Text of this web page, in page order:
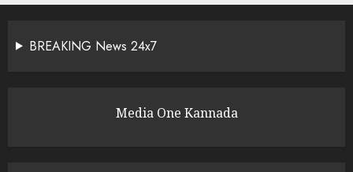
BREAKING News 24x7
Media One Kannada